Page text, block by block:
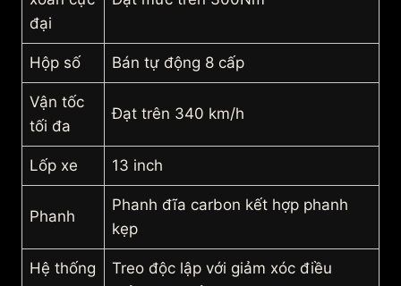
đại
Hộp số Bán tự động 8 cấp
Vận tốc
tối đa
Đạt trên 340 km/h
Lốp xe 13 inch
Phanh
Phanh đĩa carbon kết hợp phanh
kẹp
Hệ thống
Treo độc lập với giảm xóc điều